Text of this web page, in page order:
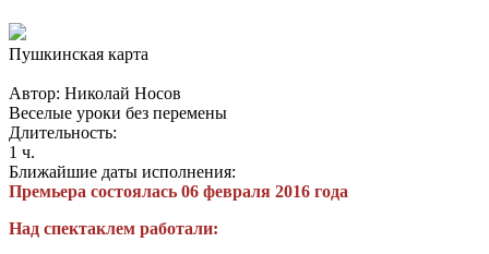
Пушкинская карта
Автор: Николай Носов
Веселые уроки без перемены
Длительность:
1 ч.
Ближайшие даты исполнения:
Премьера состоялась 06 февраля 2016 года
Над спектаклем работали: